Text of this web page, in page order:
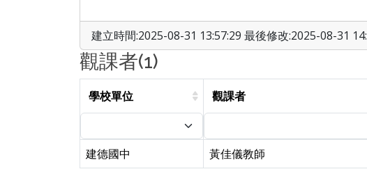
建立時間:2025-08-31 13:57:29 最後修改:2025-08-31
觀課者(1)
學校單位 觀課者
建德國中 黃佳儀教師